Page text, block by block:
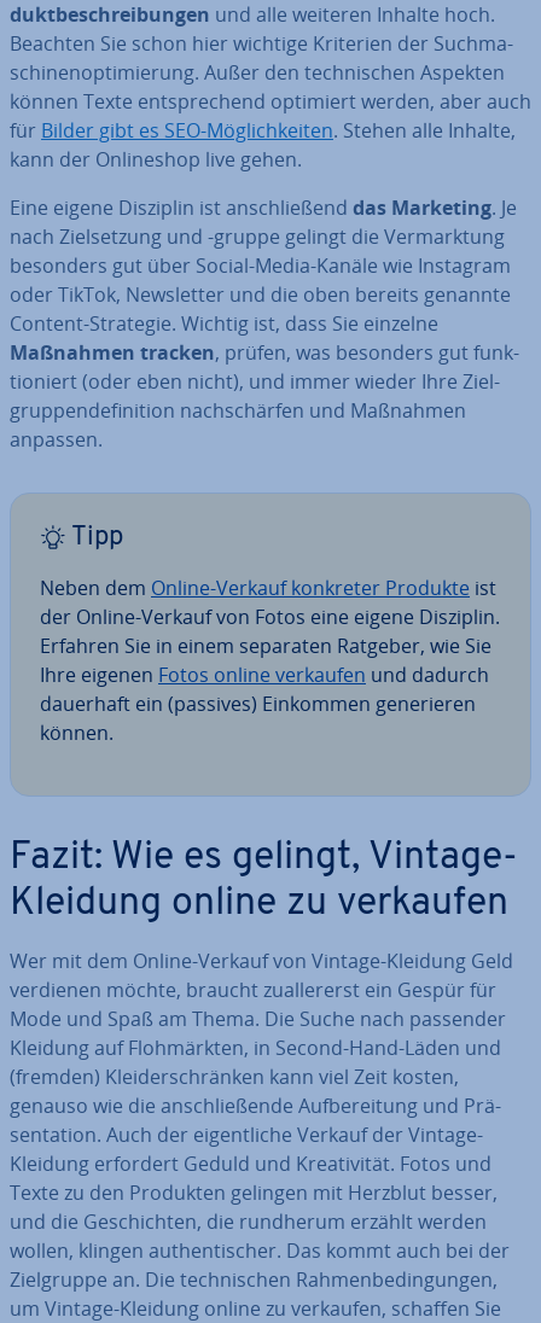
dukt­be­schrei­bun­gen und alle weiteren Inhalte hoch.
Beachten Sie schon hier wichtige Kriterien der Such­ma­
schi­nen­op­ti­mie­rung. Außer den tech­ni­schen Aspekten
können Texte ent­spre­chend optimiert werden, aber auch
für Bilder gibt es SEO-Mög­lich­kei­ten. Stehen alle Inhalte,
kann der On­line­shop live gehen.
Eine eigene Disziplin ist an­schlie­ßend das Marketing. Je
nach Ziel­set­zung und -gruppe gelingt die Ver­mark­tung
besonders gut über Social-Media-Kanäle wie Instagram
oder TikTok, News­let­ter und die oben bereits genannte
Content-Strategie. Wichtig ist, dass Sie einzelne
Maßnahmen tracken, prüfen, was besonders gut funk­
tio­niert (oder eben nicht), und immer wieder Ihre Ziel­
grup­pen­de­fi­ni­ti­on nach­schär­fen und Maßnahmen
anpassen.
Tipp
Neben dem Online-Verkauf konkreter Produkte ist
der Online-Verkauf von Fotos eine eigene Disziplin.
Erfahren Sie in einem separaten Ratgeber, wie Sie
Ihre eigenen Fotos online verkaufen und dadurch
dauerhaft ein (passives) Einkommen ge­ne­rie­ren
können.
Fazit: Wie es gelingt, Vintage-
Kleidung online zu verkaufen
Wer mit dem Online-Verkauf von Vintage-Kleidung Geld
verdienen möchte, braucht zu­al­ler­erst ein Gespür für
Mode und Spaß am Thema. Die Suche nach passender
Kleidung auf Floh­märk­ten, in Second-Hand-Läden und
(fremden) Klei­der­schrän­ken kann viel Zeit kosten,
genauso wie die an­schlie­ßen­de Auf­be­rei­tung und Prä­
sen­ta­ti­on. Auch der ei­gent­li­che Verkauf der Vintage-
Kleidung erfordert Geduld und Krea­ti­vi­tät. Fotos und
Texte zu den Produkten gelingen mit Herzblut besser,
und die Ge­schich­ten, die rundherum erzählt werden
wollen, klingen au­then­ti­scher. Das kommt auch bei der
Ziel­grup­pe an. Die tech­ni­schen Rah­men­be­din­gun­gen,
um Vintage-Kleidung online zu verkaufen, schaffen Sie